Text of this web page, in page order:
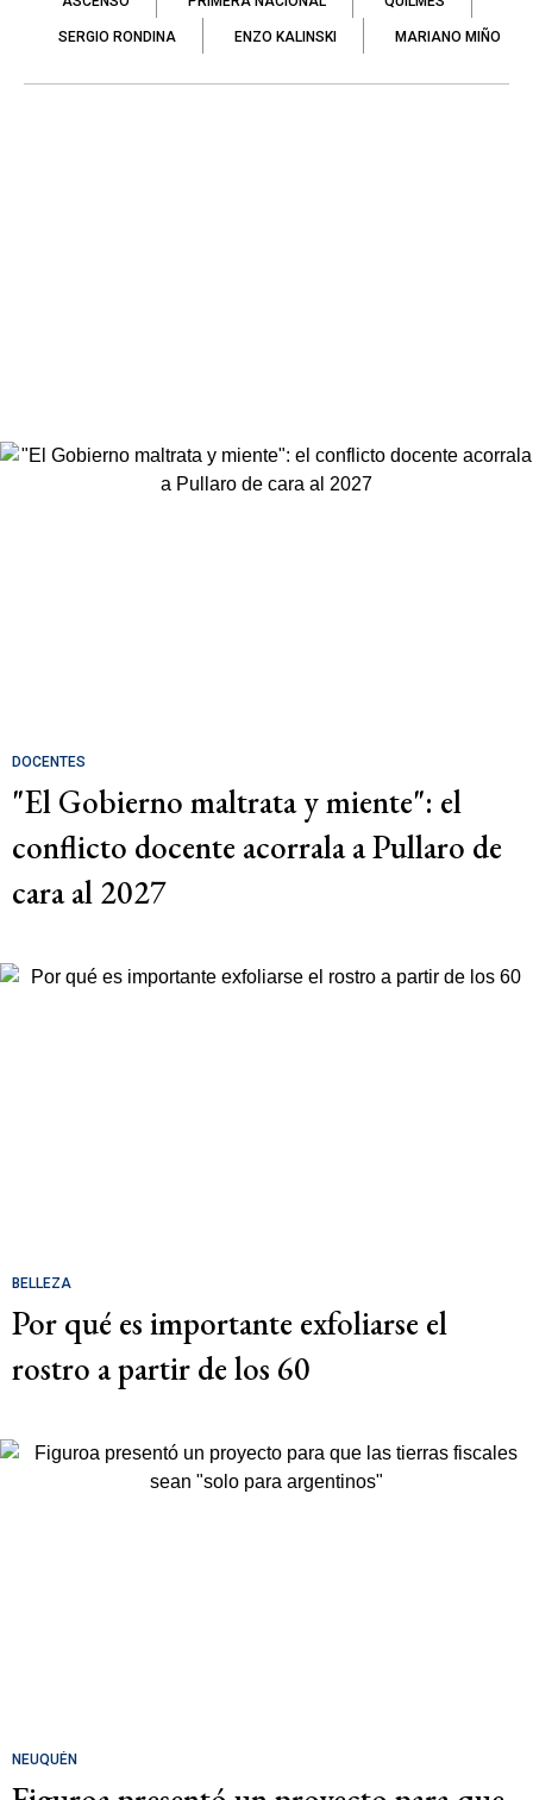
SERGIO RONDINA ENZO KALINSKI MARIANO MIÑO
DOCENTES
"El Gobierno maltrata y miente": el
conflicto docente acorrala a Pullaro de
cara al 2027
BELLEZA
Por qué es importante exfoliarse el
rostro a partir de los 60
NEUQUÉN